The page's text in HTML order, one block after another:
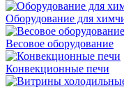
Оборудование для
Весовое оборудование
Конвекционные печи